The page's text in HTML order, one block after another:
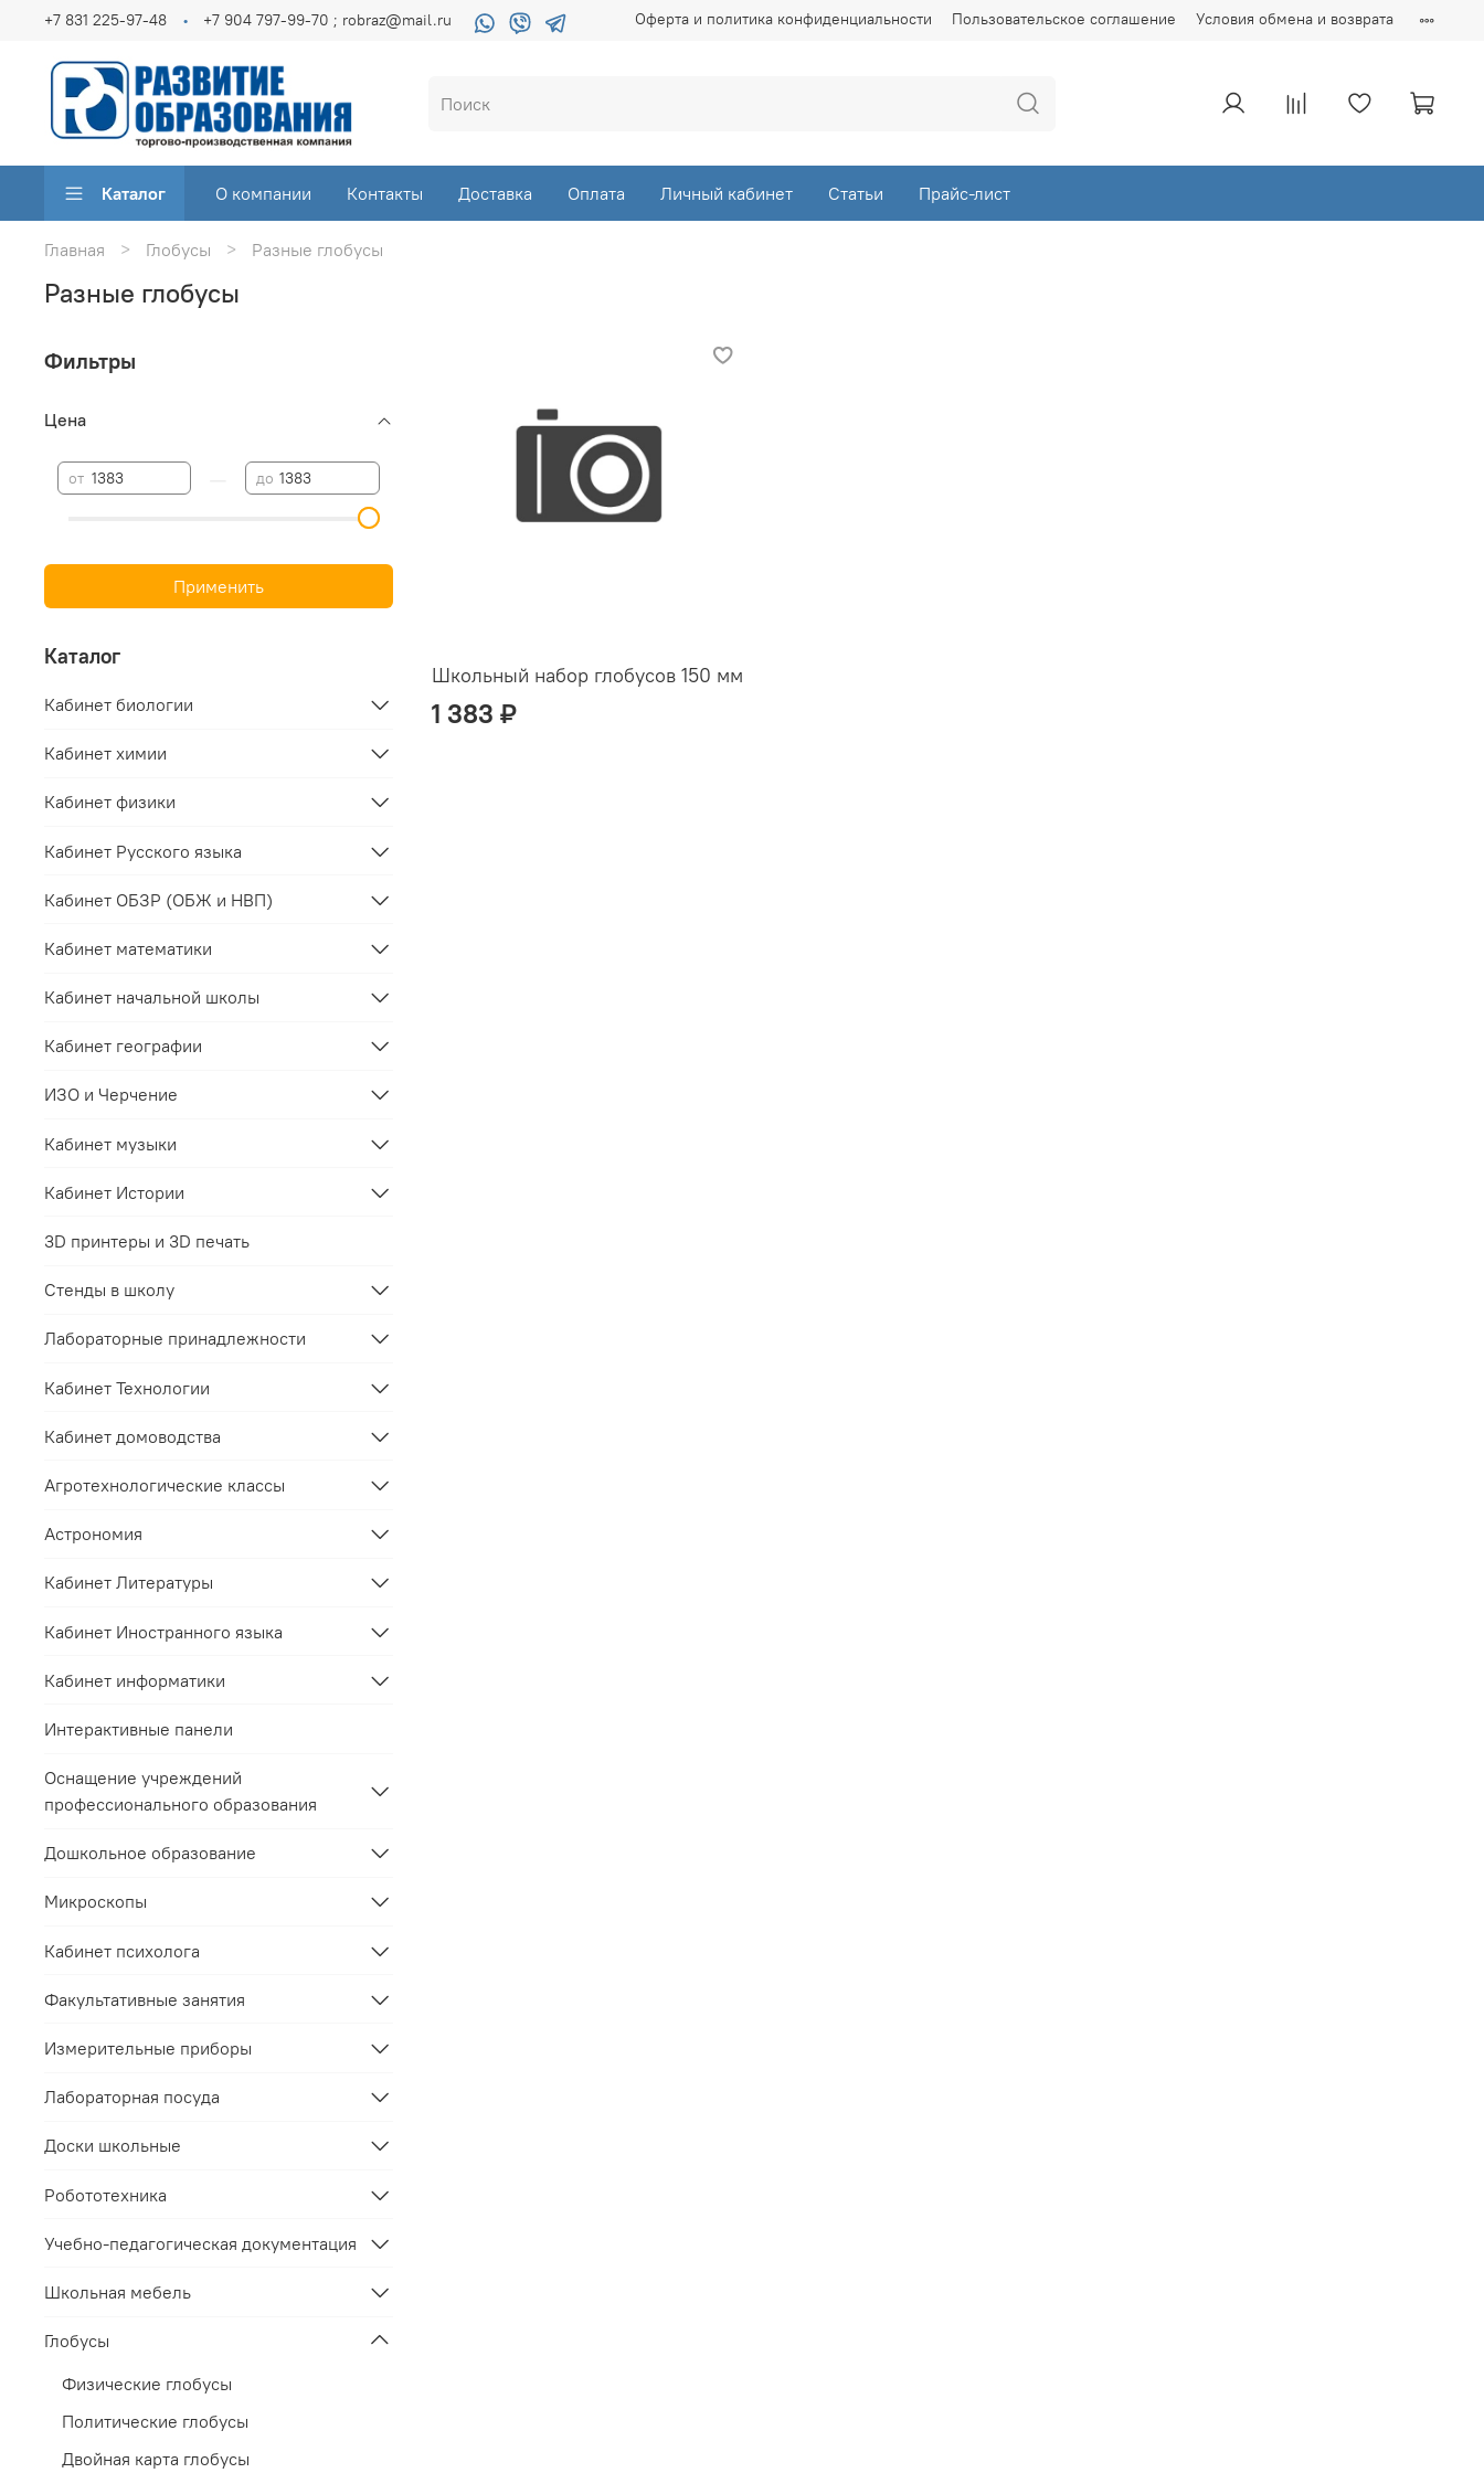
Оферта и политика конфиденциальности Пользовательское соглашение Условия обмена и возврата
+7 831 225-97-48 +7 904 797-99-70 ; robraz@mail.ru
Каталог О компании Контакты Доставка Оплата Личный кабинет Статьи Прайс-лист
Главная Глобусы Разные глобусы
Разные глобусы
Школьный набор глобусов 150 мм
1 383 ₽
Фильтры
Цена
от до
Применить
Каталог
Кабинет биологии
Кабинет химии
Кабинет физики
Кабинет Русского языка
Кабинет ОБЗР (ОБЖ и НВП)
Кабинет математики
Кабинет начальной школы
Кабинет географии
ИЗО и Черчение
Кабинет музыки
Кабинет Истории
3D принтеры и 3D печать
Стенды в школу
Лабораторные принадлежности
Кабинет Технологии
Кабинет домоводства
Агротехнологические классы
Астрономия
Кабинет Литературы
Кабинет Иностранного языка
Кабинет информатики
Интерактивные панели
Оснащение учреждений
профессионального образования
Дошкольное образование
Микроскопы
Кабинет психолога
Факультативные занятия
Измерительные приборы
Лабораторная посуда
Доски школьные
Робототехника
Учебно-педагогическая документация
Школьная мебель
Глобусы
Физические глобусы
Политические глобусы
Двойная карта глобусы